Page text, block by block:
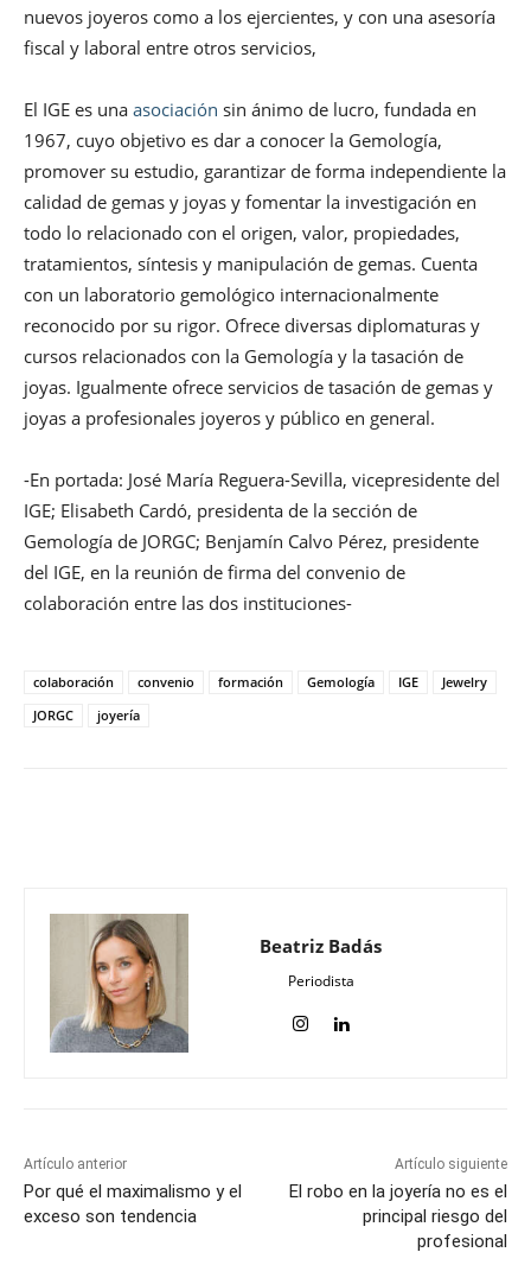
nuevos joyeros como a los ejercientes, y con una asesoría
fiscal y laboral entre otros servicios,
El IGE es una asociación sin ánimo de lucro, fundada en
1967, cuyo objetivo es dar a conocer la Gemología,
promover su estudio, garantizar de forma independiente la
calidad de gemas y joyas y fomentar la investigación en
todo lo relacionado con el origen, valor, propiedades,
tratamientos, síntesis y manipulación de gemas. Cuenta
con un laboratorio gemológico internacionalmente
reconocido por su rigor. Ofrece diversas diplomaturas y
cursos relacionados con la Gemología y la tasación de
joyas. Igualmente ofrece servicios de tasación de gemas y
joyas a profesionales joyeros y público en general.
-En portada: José María Reguera-Sevilla, vicepresidente del
IGE; Elisabeth Cardó, presidenta de la sección de
Gemología de JORGC; Benjamín Calvo Pérez, presidente
del IGE, en la reunión de firma del convenio de
colaboración entre las dos instituciones-
colaboración convenio formación Gemología IGE
Jewelry
JORGC
joyería
Beatriz Badás
Periodista
Artículo anterior
Por qué el maximalismo y el
exceso son tendencia
Artículo siguiente
El robo en la joyería no es el
principal riesgo del
profesional